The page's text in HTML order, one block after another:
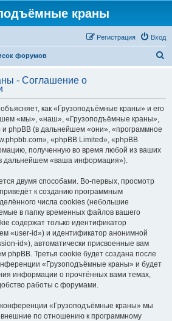
краны
Вход
Регистрация
форумов
с
- Соглашение о
как «Грузоподъёмные краны» и его
«мы», «наш», «Грузоподъёмные краны»,
и phpBB (в дальнейшем «они», «программное
«phpBB Limited», «phpBB
полученную во время любой из ваших
дальнейшем «ваша информация»).
двумя способами. Во-первых, просмотр
к созданию программным
числа cookies (небольшие
в папку временных файлов вашего
содержат только идентификатор
«user-id») и идентификатор анонимной
id»), автоматически присвоенные вам
phpBB. Третья cookie будет создана после
«Грузоподъёмные краны» и будет
информации о прочтённых вами темах,
работы с форумами.
«Грузоподъёмные краны» мы
по отношению к программному